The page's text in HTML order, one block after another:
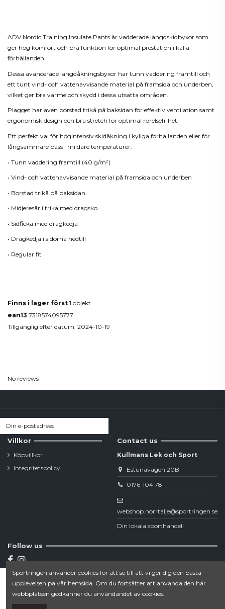
Lägg till i varukorgen
ADV Nordic Training Insulate Pants är vadderade längdskidbyxor som
ger hög komfort och bra funktion för optimal prestation i kalla
förhållanden.
Dessa avancerade längdåkningsbyxor har tunn vaddering framtill och
ett tunt vind- och vattenavvisande material på framsida och underben,
vilket ger bra värme och skydd i dessa utsatta områden.
Plagget har även borstad trikå på baksidan för effektiv ventilation samt
ergonomisk design och bra stretch för optimal rörelsefrihet.
Ett perfekt val för högintensiv skidåkning i kyliga förhållanden eller för
långsammare pass i mildare temperaturer.
• Tunn vaddering framtill (40 g/m²)
• Vind- och vattenavvisande material på framsida och underben
• Borstad trikå på baksidan
• Midjeresår i trikå med dragsko
• Sidficka med dragkedja
• Dragkedja i sidorna nedtill
• Regular fit
Finns i lager först 1 objekt
ean13 7318574095777
Tillgänglig efter datum: 2024-10-19
No reviews
Villkor
Köpvillkor
Integritetspolicy
Contact us
Kullmans Lek och Sport
Estunavägen 20B
0176-104 78
webshop.norrtalje@sportringen.se
Din lokala sporthandel!
Follow us
Newsletter
Sportringen använder cookies för att se till att vi ger dig den bästa
upplevelsen på vår hemsida. Om du fortsätter att använda den här
webbplatsen godkänner du användandet av cookies.